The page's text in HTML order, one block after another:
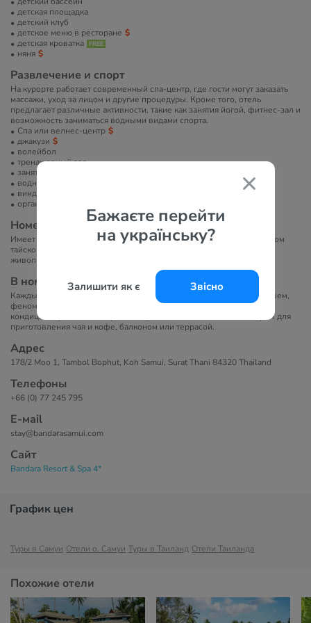
Бажаєте перейти
на українську?
Залишити як є Звісно
детская площадка
детский клуб
детское меню в ресторане
детская кроватка
няня
Развлечение и спорт
На курорте работает современный спа-центр, где гости могут заказать
массажи, уход за лицом и другие процедуры. Кроме того, отель
предлагает различные активности, такие как занятия йогой, фитнес-зал и
возможность заниматься водными видами спорта.
Спа или велнес-центр
джакузи
волейбол
тренажерный зал
занятия йогой
водные развлечения
виндсерфинг
организация экскурсий
Номера
Имеет 150 номеров разных категорий, с интерьером в традиционном
тайском стиле. Комнаты просторные, с комфортной мебелью и
живописными видами на сад или море.
В номерах
Каждый номер оснащен телевизором, телефоном, ванной или душем,
феном, халатом, туалетно-косметическими принадлежностями,
кондиционером, мини-баром, сейфом, бесплатным Wi-Fi, набором для
приготовления чая и кофе, балконом или террасой.
Адрес
178/2 Moo 1, Tambol Bophut, Koh Samui, Surat Thani 84320 Thailand
Телефоны
+66 (0) 77 245 795
Е-маil
stay@bandarasamui.com
Сайт
Bandara Resort & Spa 4*
График цен
Туры в Самуи Отели о. Самуи Туры в Таиланд Отели Таиланда
Похожие отели